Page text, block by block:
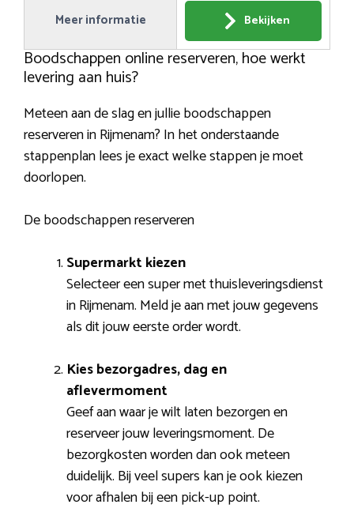
Meer informatie Bekijken
Boodschappen online reserveren, hoe werkt
levering aan huis?
Meteen aan de slag en jullie boodschappen
reserveren in Rijmenam? In het onderstaande
stappenplan lees je exact welke stappen je moet
doorlopen.
De boodschappen reserveren
Supermarkt kiezen
Selecteer een super met thuisleveringsdienst
in Rijmenam. Meld je aan met jouw gegevens
als dit jouw eerste order wordt.
Kies bezorgadres, dag en
aflevermoment
Geef aan waar je wilt laten bezorgen en
reserveer jouw leveringsmoment. De
bezorgkosten worden dan ook meteen
duidelijk. Bij veel supers kan je ook kiezen
voor afhalen bij een pick-up point.